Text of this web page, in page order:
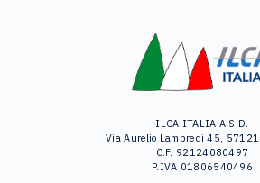
ILCA ITALIA A.S.D.
Via Aurelio Lampredi 45,
C.F. 92124080497
P.IVA 01806540496